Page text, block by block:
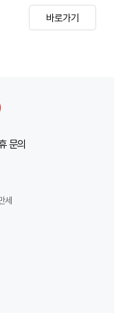
바로가기
문의
세